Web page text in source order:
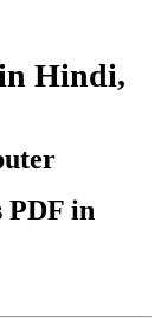
Hindi,
PDF in